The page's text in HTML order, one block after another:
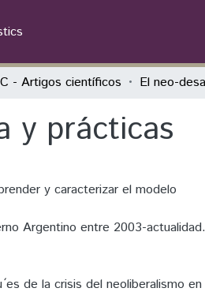
- Artigos científicos
y prácticas
y caracterizar el modelo
Argentino entre 2003-actualidad.
de la crisis del neoliberalismo en